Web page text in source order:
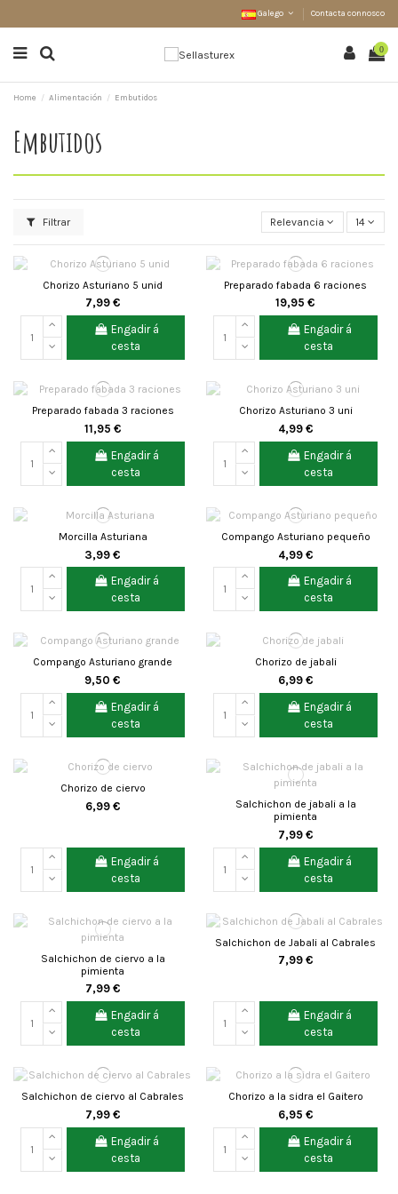
Galego Contacta connosco
0
Home Alimentación Embutidos
Embutidos
Filtrar Relevancia 14
Chorizo Asturiano 5 unid
7,99 €
Engadir á
cesta
Preparado fabada 6 raciones
19,95 €
Engadir á
cesta
Preparado fabada 3 raciones
11,95 €
Engadir á
cesta
Chorizo Asturiano 3 uni
4,99 €
Engadir á
cesta
Morcilla Asturiana
3,99 €
Engadir á
cesta
Compango Asturiano pequeño
4,99 €
Engadir á
cesta
Compango Asturiano grande
9,50 €
Engadir á
cesta
Chorizo de jabali
6,99 €
Engadir á
cesta
Chorizo de ciervo
6,99 €
Engadir á
cesta
Salchichon de jabali a la
pimienta
7,99 €
Engadir á
cesta
Salchichon de ciervo a la
pimienta
7,99 €
Engadir á
cesta
Salchichon de Jabali al Cabrales
7,99 €
Engadir á
cesta
Salchichon de ciervo al Cabrales
7,99 €
Engadir á
cesta
Chorizo a la sidra el Gaitero
6,95 €
Engadir á
cesta